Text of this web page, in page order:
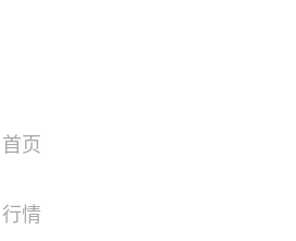
首页
行情